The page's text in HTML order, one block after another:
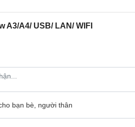
với khay cassette tiêu chuẩn chứa
nhu cầu in ấn lớn.
A4/ USB/ LAN/ WIFI
bạn bè, người thân